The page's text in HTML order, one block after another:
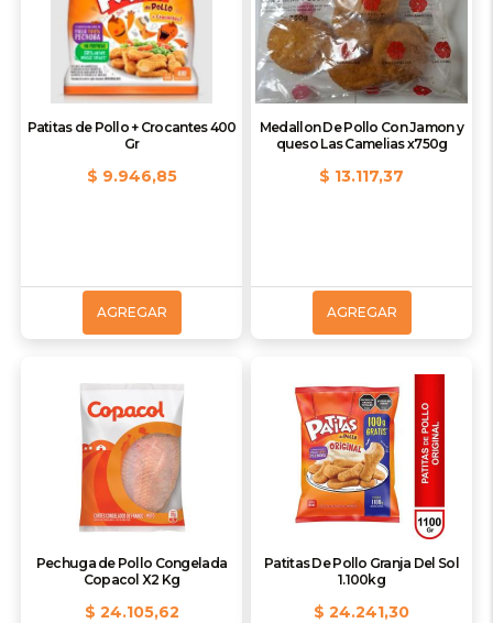
Patitas de Pollo + Crocantes 400
Gr
$ 9.946,85
AGREGAR
Medallon De Pollo Con Jamon y
queso Las Camelias x750g
$ 13.117,37
AGREGAR
Pechuga de Pollo Congelada
Copacol X2 Kg
$ 24.105,62
Patitas De Pollo Granja Del Sol
1.100kg
$ 24.241,30